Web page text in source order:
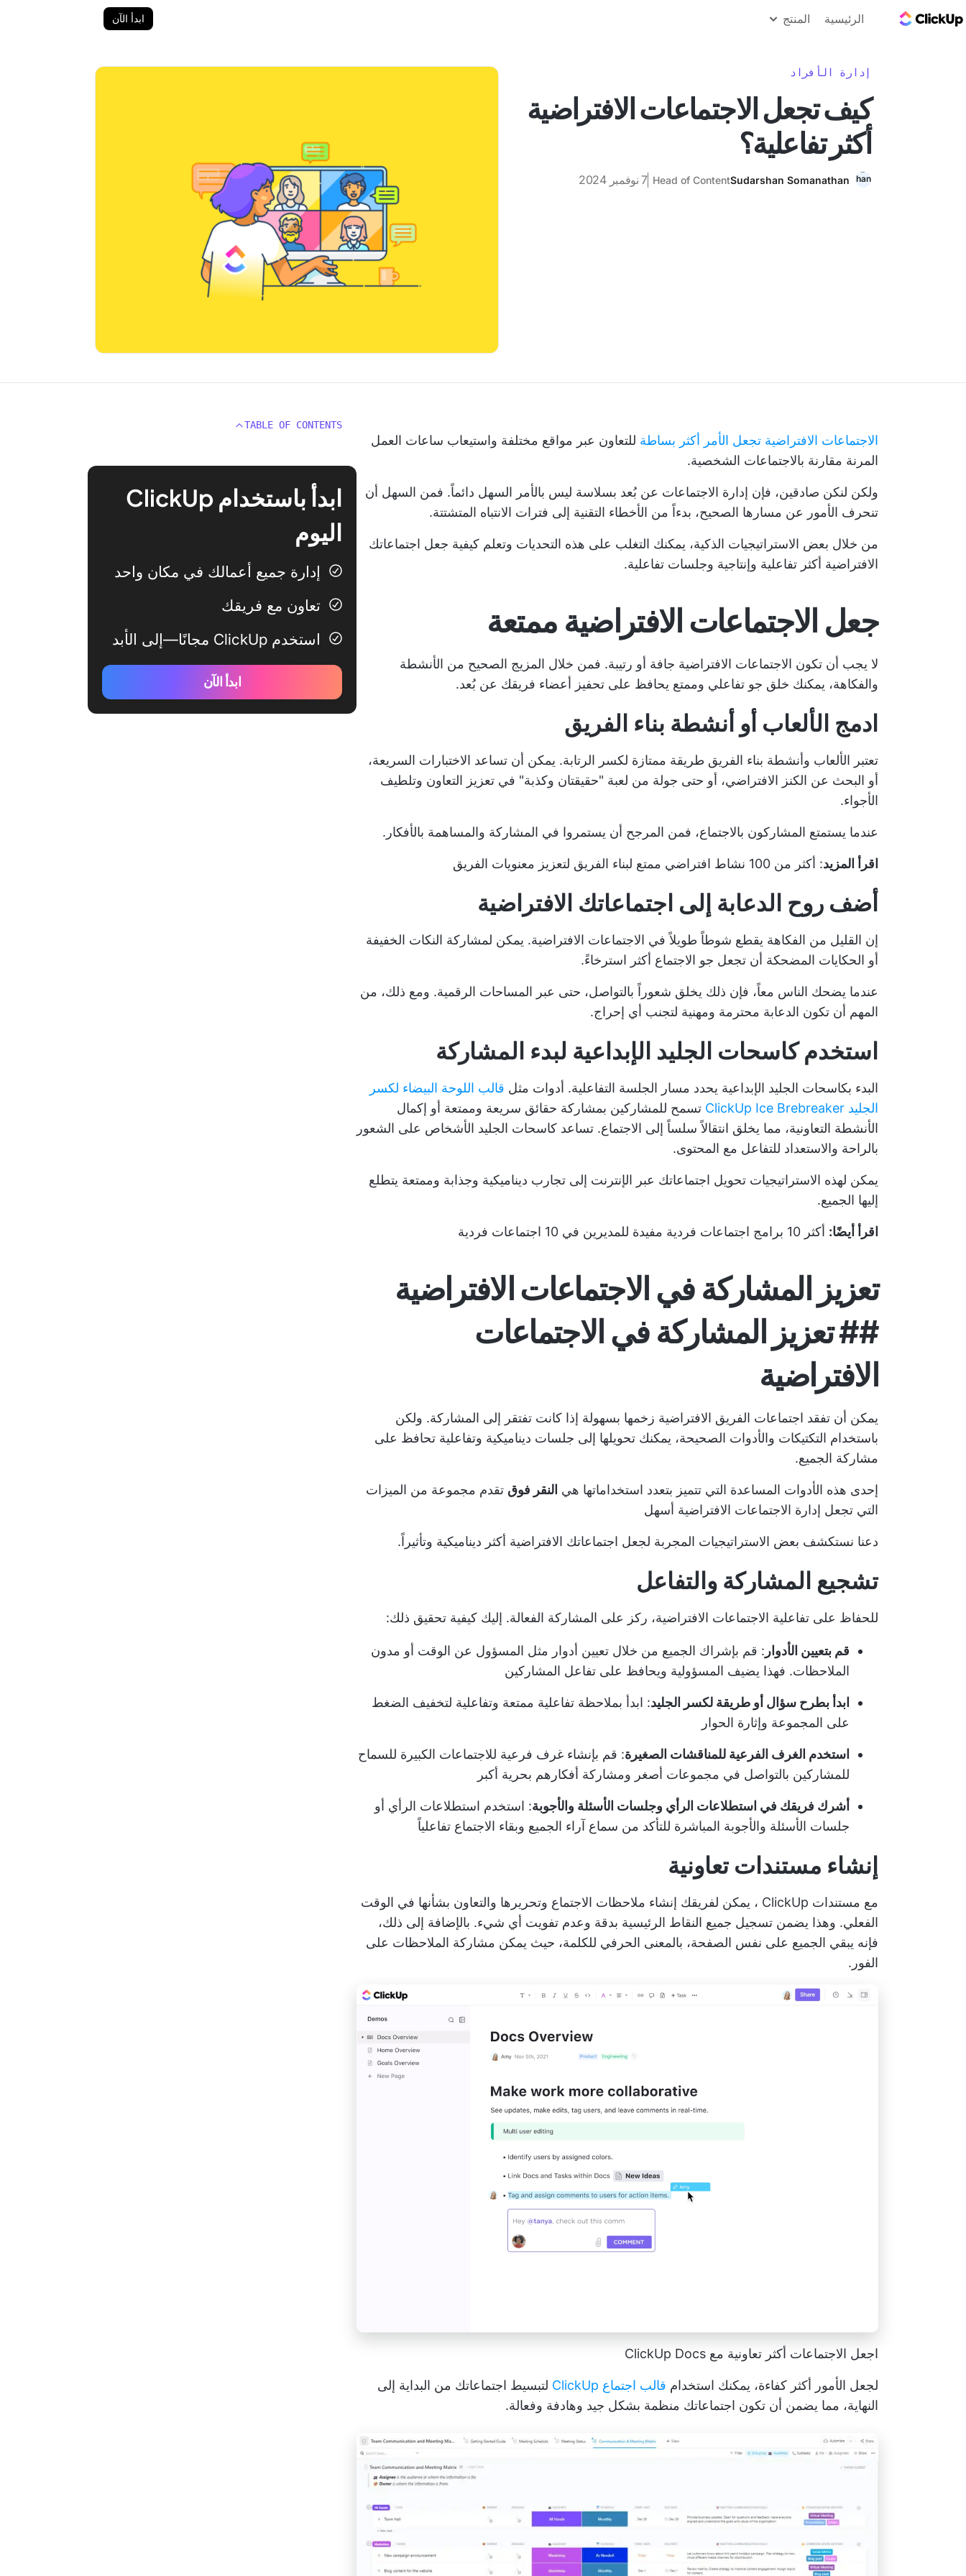
الرئيسية المنتج ابدأ الآن
إدارة الأفراد
كيف تجعل الاجتماعات الافتراضية
أكثر تفاعلية؟
Sudarshan Somanathan
Head of Content 7 نوفمبر 2024
الاجتماعات الافتراضية تجعل الأمر أكثر بساطة للتعاون عبر مواقع مختلفة واستيعاب ساعات العمل
المرنة مقارنة بالاجتماعات الشخصية.
ولكن لنكن صادقين، فإن إدارة الاجتماعات عن بُعد بسلاسة ليس بالأمر السهل دائماً. فمن السهل أن
تنحرف الأمور عن مسارها الصحيح، بدءاً من الأخطاء التقنية إلى فترات الانتباه المتشتتة.
من خلال بعض الاستراتيجيات الذكية، يمكنك التغلب على هذه التحديات وتعلم كيفية جعل اجتماعاتك
الافتراضية أكثر تفاعلية وإنتاجية وجلسات تفاعلية.
جعل الاجتماعات الافتراضية ممتعة
لا يجب أن تكون الاجتماعات الافتراضية جافة أو رتيبة. فمن خلال المزيج الصحيح من الأنشطة
والفكاهة، يمكنك خلق جو تفاعلي وممتع يحافظ على تحفيز أعضاء فريقك عن بُعد.
ادمج الألعاب أو أنشطة بناء الفريق
تعتبر الألعاب وأنشطة بناء الفريق طريقة ممتازة لكسر الرتابة. يمكن أن تساعد الاختبارات السريعة،
أو البحث عن الكنز الافتراضي، أو حتى جولة من لعبة "حقيقتان وكذبة" في تعزيز التعاون وتلطيف
الأجواء.
عندما يستمتع المشاركون بالاجتماع، فمن المرجح أن يستمروا في المشاركة والمساهمة بالأفكار.
اقرأ المزيد: أكثر من 100 نشاط افتراضي ممتع لبناء الفريق لتعزيز معنويات الفريق
أضف روح الدعابة إلى اجتماعاتك الافتراضية
إن القليل من الفكاهة يقطع شوطاً طويلاً في الاجتماعات الافتراضية. يمكن لمشاركة النكات الخفيفة
أو الحكايات المضحكة أن تجعل جو الاجتماع أكثر استرخاءً.
عندما يضحك الناس معاً، فإن ذلك يخلق شعوراً بالتواصل، حتى عبر المساحات الرقمية. ومع ذلك، من
المهم أن تكون الدعابة محترمة ومهنية لتجنب أي إحراج.
استخدم كاسحات الجليد الإبداعية لبدء المشاركة
البدء بكاسحات الجليد الإبداعية يحدد مسار الجلسة التفاعلية. أدوات مثل قالب اللوحة البيضاء لكسر
الجليد ClickUp Ice Brebreaker
تسمح للمشاركين بمشاركة حقائق سريعة وممتعة أو إكمال
الأنشطة التعاونية، مما يخلق انتقالاً سلساً إلى الاجتماع. تساعد كاسحات الجليد الأشخاص على الشعور
بالراحة والاستعداد للتفاعل مع المحتوى.
يمكن لهذه الاستراتيجيات تحويل اجتماعاتك عبر الإنترنت إلى تجارب ديناميكية وجذابة وممتعة يتطلع
إليها الجميع.
اقرأ أيضًا: أكثر 10 برامج اجتماعات فردية مفيدة للمديرين في 10 اجتماعات فردية
تعزيز المشاركة في الاجتماعات الافتراضية
## تعزيز المشاركة في الاجتماعات
الافتراضية
يمكن أن تفقد اجتماعات الفريق الافتراضية زخمها بسهولة إذا كانت تفتقر إلى المشاركة. ولكن
باستخدام التكتيكات والأدوات الصحيحة، يمكنك تحويلها إلى جلسات ديناميكية وتفاعلية تحافظ على
مشاركة الجميع.
إحدى هذه الأدوات المساعدة التي تتميز بتعدد استخداماتها هي النقر فوق تقدم مجموعة من الميزات
التي تجعل إدارة الاجتماعات الافتراضية أسهل
دعنا نستكشف بعض الاستراتيجيات المجربة لجعل اجتماعاتك الافتراضية أكثر ديناميكية وتأثيراً.
تشجيع المشاركة والتفاعل
للحفاظ على تفاعلية الاجتماعات الافتراضية، ركز على المشاركة الفعالة. إليك كيفية تحقيق ذلك:
قم بتعيين الأدوار : قم بإشراك الجميع من خلال تعيين أدوار مثل المسؤول عن الوقت أو مدون
الملاحظات. فهذا يضيف المسؤولية ويحافظ على تفاعل المشاركين
ابدأ بطرح سؤال أو طريقة لكسر الجليد: ابدأ بملاحظة تفاعلية ممتعة وتفاعلية لتخفيف الضغط
على المجموعة وإثارة الحوار
استخدم الغرف الفرعية للمناقشات الصغيرة: قم بإنشاء غرف فرعية للاجتماعات الكبيرة للسماح
للمشاركين بالتواصل في مجموعات أصغر ومشاركة أفكارهم بحرية أكبر
أشرك فريقك في استطلاعات الرأي وجلسات الأسئلة والأجوبة: استخدم استطلاعات الرأي أو
جلسات الأسئلة والأجوبة المباشرة للتأكد من سماع آراء الجميع وبقاء الاجتماع تفاعلياً
إنشاء مستندات تعاونية
مع مستندات ClickUp
، يمكن لفريقك إنشاء ملاحظات الاجتماع وتحريرها والتعاون بشأنها في الوقت
الفعلي. وهذا يضمن تسجيل جميع النقاط الرئيسية بدقة وعدم تفويت أي شيء. بالإضافة إلى ذلك،
فإنه يبقي الجميع على نفس الصفحة، بالمعنى الحرفي للكلمة، حيث يمكن مشاركة الملاحظات على
الفور.
اجعل الاجتماعات أكثر تعاونية مع ClickUp Docs
لجعل الأمور أكثر كفاءة، يمكنك استخدام قالب اجتماع ClickUp
لتبسيط اجتماعاتك من البداية إلى
النهاية، مما يضمن أن تكون اجتماعاتك منظمة بشكل جيد وهادفة وفعالة.
TABLE OF CONTENTS
ابدأ باستخدام ClickUp
اليوم
إدارة جميع أعمالك في مكان واحد
تعاون مع فريقك
استخدم ClickUp مجانًا—إلى الأبد
ابدأ الآن